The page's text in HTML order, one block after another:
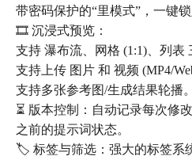
带密码保护的“里模式”，一键
🎞️ 沉浸式预览：
支持 瀑布流、网格 (1:1)、列表
支持上传 图片 和 视频 (MP4/
支持多张参考图/生成结果轮播。
⏳ 版本控制：自动记录每次修
之前的提示词状态。
🏷️ 标签与筛选：强大的标签系